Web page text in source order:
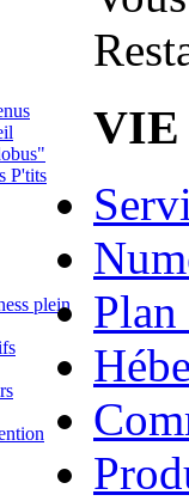
P'tits
plein
VIE